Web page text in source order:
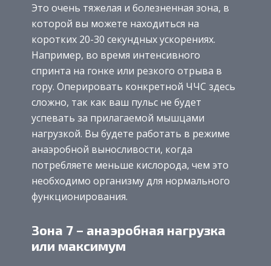
Это очень тяжелая и болезненная зона, в
которой вы можете находиться на
коротких 20-30 секундных ускорениях.
Например, во время интенсивного
спринта на гонке или резкого отрыва в
гору. Оперировать конкретной ЧЧС здесь
сложно, так как ваш пульс не будет
успевать за прилагаемой мышцами
нагрузкой. Вы будете работать в режиме
анаэробной выносливости, когда
потребляете меньше кислорода, чем это
необходимо организму для нормального
функционирования.
Зона 7 – анаэробная нагрузка
или максимум